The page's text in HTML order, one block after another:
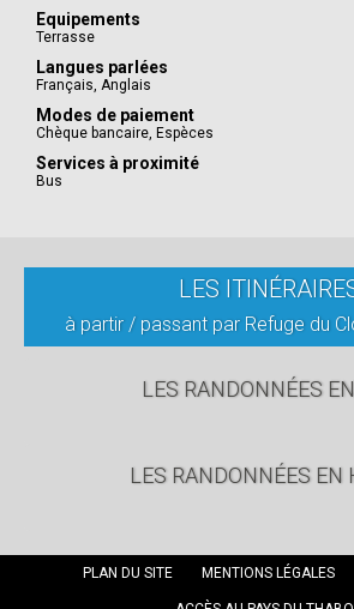
Equipements
Terrasse
Langues parlées
Français, Anglais
Modes de paiement
Chèque bancaire, Espèces
Services à proximité
Bus
LES
à partir / passant par Refuge du
LES RANDONNÉES
LES RANDONNÉES EN
PLAN DU SITE MENTIONS LÉGALES